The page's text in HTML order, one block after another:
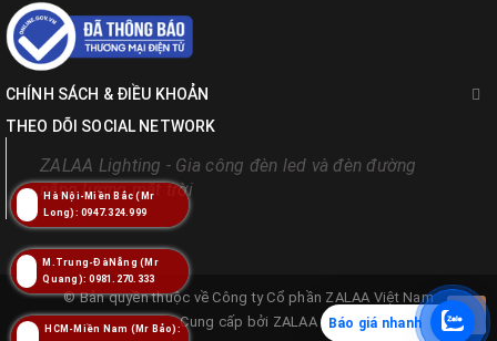
CHÍNH SÁCH & ĐIỀU KHOẢN
THEO DÕI SOCIAL NETWORK
ZALAA Lighting - Gia công đèn led và đèn đường
năng lượng mặt trời
© Bản quyền thuộc về Công ty Cổ phần ZALAA Việt Nam
Cung cấp bởi ZALAA
HCM-Miền Nam (Mr Bảo):
Hà Nội-Miền Bắc (Mr
Long): 0947.324.999
M.Trung-ĐàNẵng (Mr
Quang): 0981.270.333
Báo giá nhanh